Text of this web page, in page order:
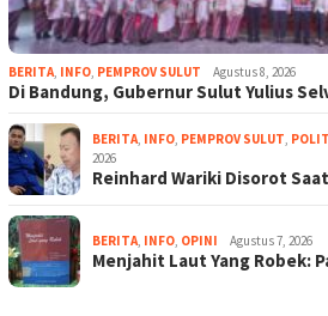
BERITA, INFO, PEMPROV SULUT Agustus 8, 2026
Di Bandung, Gubernur Sulut Yulius
BERITA, INFO, PEMPROV SULUT,
2026
Reinhard Wariki Disorot
BERITA, INFO, OPINI Agustus 7, 2026
Menjahit Laut Yang Robek: